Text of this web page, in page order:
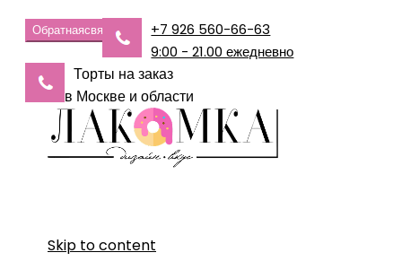
Обратнаясвязь
+7 926 560-66-63
9:00 - 21.00 ежедневно
Торты на заказ
в Москве и области
Skip to content